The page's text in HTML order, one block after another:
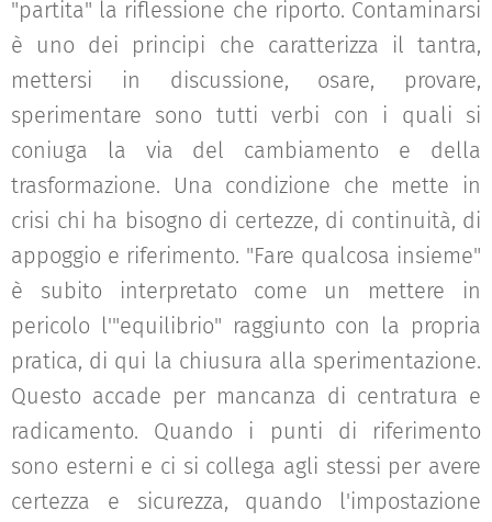
"partita" la riflessione che riporto. Contaminarsi
è uno dei principi che caratterizza il tantra,
mettersi in discussione, osare, provare,
sperimentare sono tutti verbi con i quali si
coniuga la via del cambiamento e della
trasformazione. Una condizione che mette in
crisi chi ha bisogno di certezze, di continuità, di
appoggio e riferimento. "Fare qualcosa insieme"
è subito interpretato come un mettere in
pericolo l'"equilibrio" raggiunto con la propria
pratica, di qui la chiusura alla sperimentazione.
Questo accade per mancanza di centratura e
radicamento. Quando i punti di riferimento
sono esterni e ci si collega agli stessi per avere
certezza e sicurezza, quando l'impostazione